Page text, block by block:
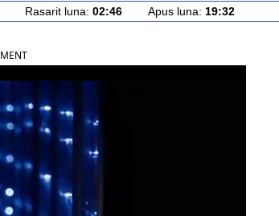
Rasarit luna: 02:46 Apus luna: 19:32